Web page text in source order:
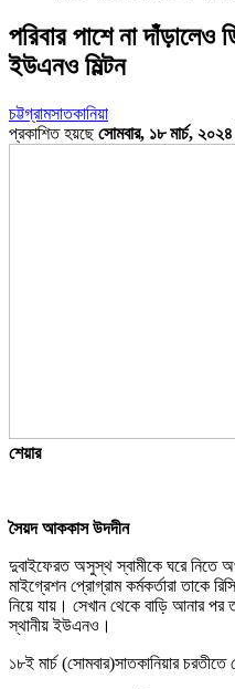
পরিবার পাশে না দাঁড়ালেও
ইউএনও মিল্টন
চট্টগ্রামসাতকানিয়া
প্রকাশিত হয়ছেসোমবার, ১৮ মার্চ,
শেয়ার
সৈয়দ আককাস উদদীন
দুবাইফেরত অসুস্থ স্বামীকে ঘরে নিতে
মাইগ্রেশন প্রোগ্রাম কর্মকর্তারা তাকে
নিয়ে যায়। সেখান থেকে বাড়ি আনার পর
স্থানীয় ইউএনও।
১৮ই মার্চ (সোমবার)সাতকানিয়ার